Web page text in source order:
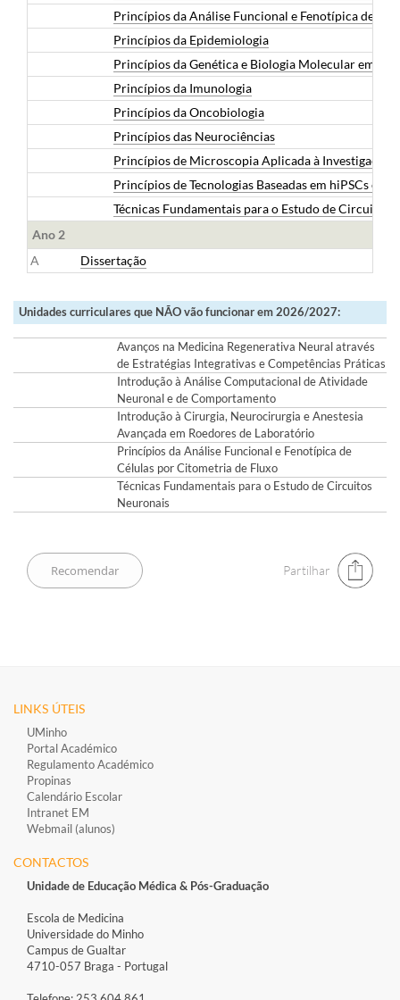
Princípios da Análise Funcional e Fenotípica de
Princípios da Epidemiologia
Princípios da Genética e Biologia Molecular em
Princípios da Imunologia
Princípios da Oncobiologia
Princípios das Neurociências
Princípios de Microscopia Aplicada à Investigação
Princípios de Tecnologias Baseadas em hiPSCs e
Técnicas Fundamentais para o Estudo de Circuitos
Ano 2
A
Dissertação
Unidades curriculares que NÃO vão funcionar em 2026/2027:
Avanços na Medicina Regenerativa Neural através
de Estratégias Integrativas e Competências Práticas
Introdução à Análise Computacional de Atividade
Neuronal e de Comportamento
Introdução à Cirurgia, Neurocirurgia e Anestesia
Avançada em Roedores de Laboratório
Princípios da Análise Funcional e Fenotípica de
Células por Citometria de Fluxo
Técnicas Fundamentais para o Estudo de Circuitos
Neuronais
Partilhar
LINKS ÚTEIS
UMinho
Portal Académico
Regulamento Académico
Propinas
Calendário Escolar
Intranet EM
Webmail (alunos)
CONTACTOS
Unidade de Educação Médica & Pós-Graduação
Escola de Medicina
Universidade do Minho
Campus de Gualtar
4710-057 Braga - Portugal